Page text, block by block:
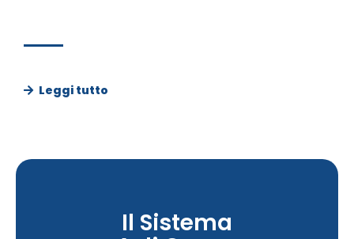
Leggi tutto
Il Sistema